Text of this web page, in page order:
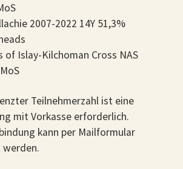
2007-2022 14Y 51,3%
of Islay-Kilchoman Cross NAS
Teilnehmerzahl ist eine
mit Vorkasse erforderlich.
kann per Mailformular